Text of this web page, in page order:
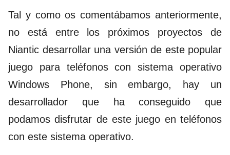
Tal y como os comentábamos anteriormente,
no está entre los próximos proyectos de
Niantic desarrollar una versión de este popular
juego para teléfonos con sistema operativo
Windows Phone, sin embargo, hay un
desarrollador que ha conseguido que
podamos disfrutar de este juego en teléfonos
con este sistema operativo.